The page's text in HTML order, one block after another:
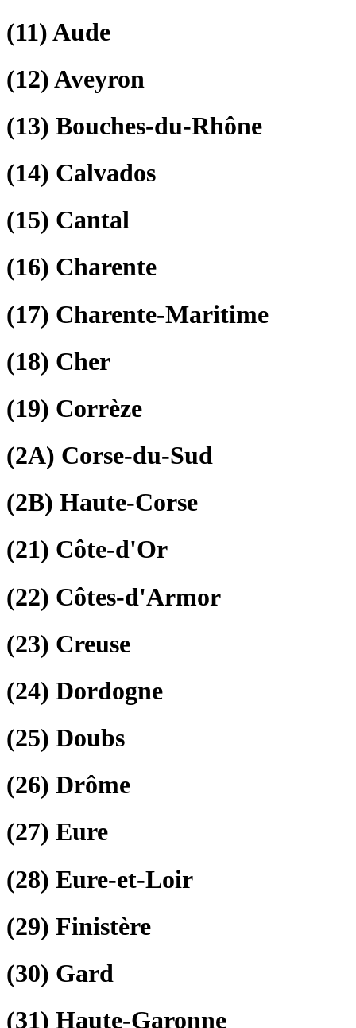
(11)Aude
(12)Aveyron
(13) Bouches-du-Rhône
(14) Calvados
(15) Cantal
(16) Charente
(17) Charente-Maritime
(18) Cher
(19) Corrèze
(2A) Corse-du-Sud
(2B) Haute-Corse
(21) Côte-d'Or
(22) Côtes-d'Armor
(23) Creuse
(24) Dordogne
(25) Doubs
(26) Drôme
(27) Eure
(28) Eure-et-Loir
(29) Finistère
(30) Gard
(31) Haute-Garonne